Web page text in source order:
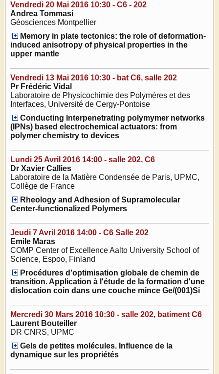
Vendredi 20 Mai 2016 10:30 - C6 - 202
Andrea Tommasi
Géosciences Montpellier
Memory in plate tectonics: the role of deformation-
induced anisotropy of physical properties in the
upper mantle
Vendredi 13 Mai 2016 10:30 - bat C6, salle 202
Pr Frédéric Vidal
Laboratoire de Physicochimie des Polymères et des
Interfaces, Université de Cergy-Pontoise
Conducting Interpenetrating polymymer networks
(IPNs) based electrochemical actuators: from
polymer chemistry to devices
Lundi 25 Avril 2016 14:00 - salle 202, C6
Dr Xavier Callies
Laboratoire de la Matière Condensée de Paris, UPMC,
Collège de France
Rheology and Adhesion of Supramolecular
Center-functionalized Polymers
Jeudi 7 Avril 2016 14:00 - C6 Salle 202
Emile Maras
COMP Center of Excellence Aalto University School of
Science, Espoo, Finland
Procédures d'optimisation globale de chemin de
transition. Application à l'étude de la formation d'une
dislocation coin dans une couche mince Ge/(001)Si
Mercredi 30 Mars 2016 10:30 - salle 202, batiment C6
Laurent Bouteiller
DR CNRS, UPMC
Gels de petites molécules. Influence de la
dynamique sur les propriétés